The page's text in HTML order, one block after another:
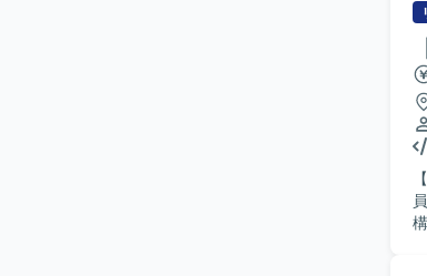
す。 【開発環境】 人